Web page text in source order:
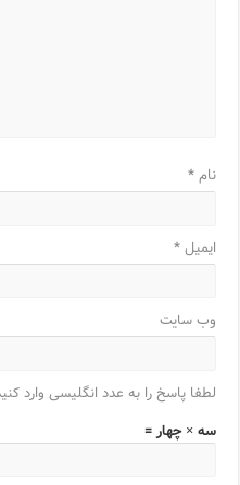
نام*
ایمیل*
وب‌ سایت
لطفا پاسخ را به عدد انگلیسی وارد
سه × چهار =